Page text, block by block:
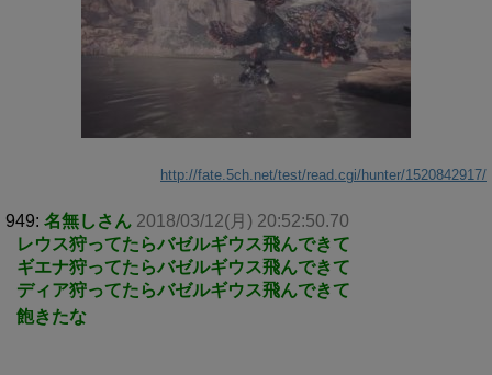
http://fate.5ch.net/test/read.cgi/hunter/1520842917/
949: 名無しさん 2018/03/12(月) 20:52:50.70
レウス狩ってたらバゼルギウス飛んできて
ギエナ狩ってたらバゼルギウス飛んできて
ディア狩ってたらバゼルギウス飛んできて
飽きたな